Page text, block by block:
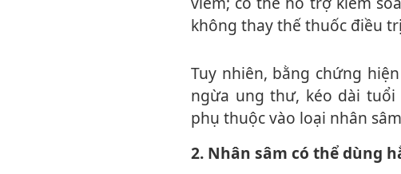
không thay thế thuốc điều
Tuy nhiên, bằng chứng hiện nay chưa đủ để khẳng định nhân sâm có thể phòng
ngừa ung thư, kéo dài tuổi
phụ thuộc vào loại nhân
2. Nhân sâm có thể dùng